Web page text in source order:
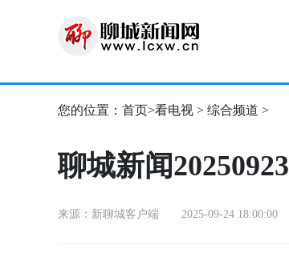
您的位置： 首页>看电视 > 综合频道 >
聊城新闻20250923
来源：新聊城客户端 2025-09-24 18:00:00